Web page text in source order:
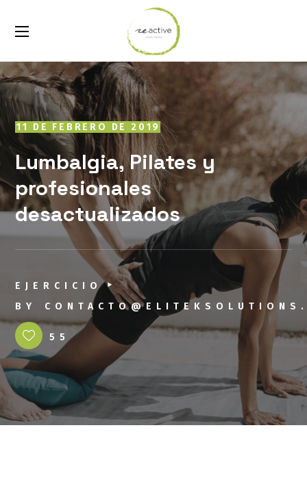
11 DE FEBRERO DE 2019
Lumbalgia, Pilates y
profesionales
desactualizados
EJERCICIO
BY
55